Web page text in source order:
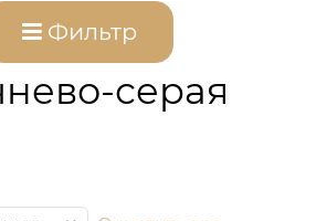
Фильтр
серая